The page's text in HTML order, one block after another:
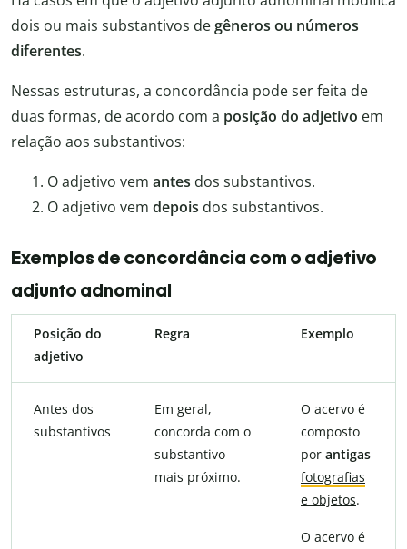
dois ou mais substantivos degêneros ou números
diferentes.
Nessas estruturas, a concordância pode ser feita de
duas formas, de acordo com a posição do adjetivo em
relação aos substantivos:
O adjetivo vem antes dos substantivos.
O adjetivo vem depois dos substantivos.
Exemplos de concordância com o adjetivo
adjunto adnominal
Posição do
adjetivo
Regra Exemplo
Antes dos
substantivos
Em geral,
concorda com o
substantivo
mais próximo.
O acervo é
composto
por antigas
fotografias
e objetos.
O acervo é